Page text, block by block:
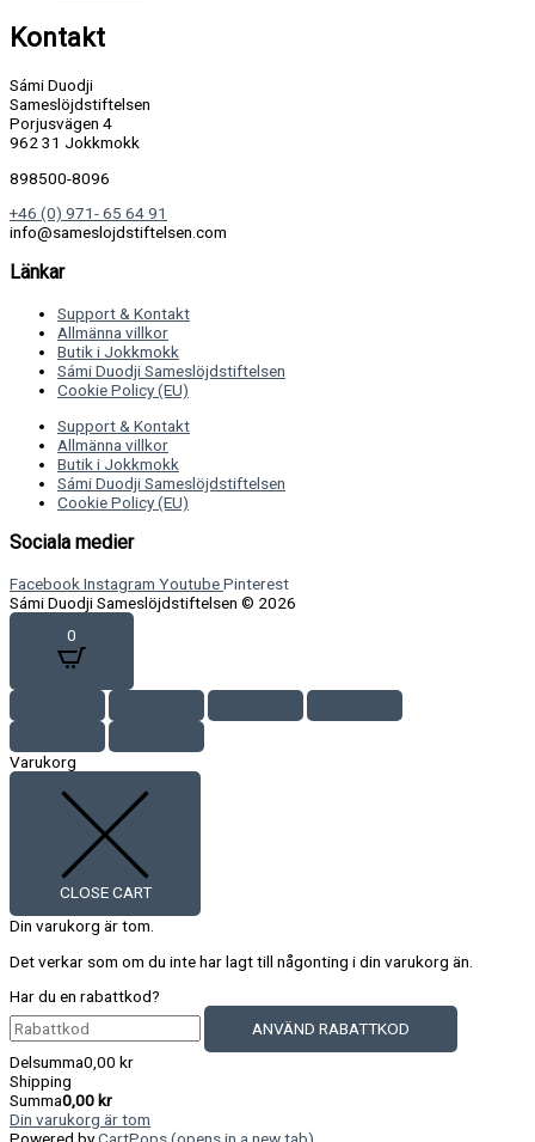
Kontakt
Sámi Duodji
Sameslöjdstiftelsen
Porjusvägen 4
962 31 Jokkmokk
898500-8096
+46 (0) 971- 65 64 91
info@sameslojdstiftelsen.com
Länkar
Support & Kontakt
Allmänna villkor
Butik i Jokkmokk
Sámi Duodji Sameslöjdstiftelsen
Cookie Policy (EU)
Support & Kontakt
Allmänna villkor
Butik i Jokkmokk
Sámi Duodji Sameslöjdstiftelsen
Cookie Policy (EU)
Sociala medier
Facebook Instagram YoutubePinterest
Sámi Duodji Sameslöjdstiftelsen © 2026
0
Varukorg
CLOSE CART
Din varukorg är tom.
Det verkar som om du inte har lagt till någonting i din varukorg än.
Har du en rabattkod?
ANVÄND RABATTKOD
Delsumma0,00 kr
Shipping
Summa0,00 kr
Din varukorg är tom